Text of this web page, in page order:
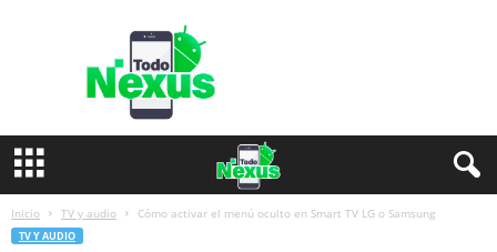
e
Inicio TV y audio Cómo activar el menú oculto en Smart TV LG o Samsung
TV Y AUDIO